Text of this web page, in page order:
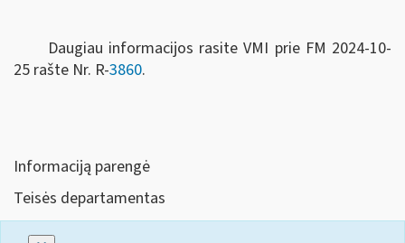
Daugiau informacijos rasite VMI prie FM 2024-10-
25 rašte Nr. R-3860.
Informaciją parengė
Teisės departamentas